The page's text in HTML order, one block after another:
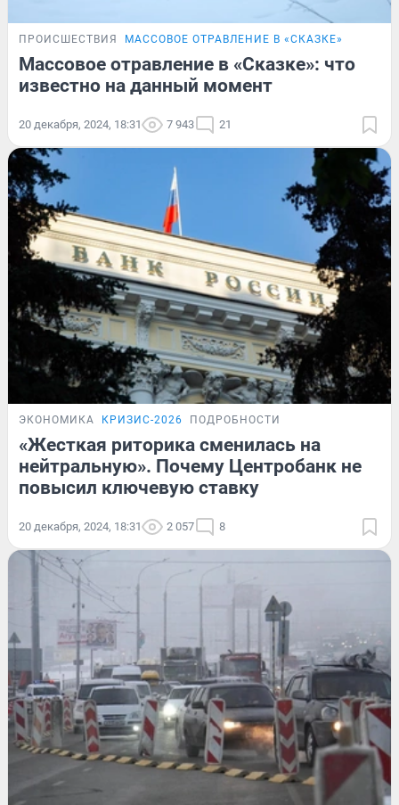
ПРОИСШЕСТВИЯ МАССОВОЕ ОТРАВЛЕНИЕ В «СКАЗКЕ»
Массовое отравление в «Сказке»: что
известно на данный момент
20 декабря, 2024, 18:31 7 943 21
ЭКОНОМИКА КРИЗИС-2026 ПОДРОБНОСТИ
«Жесткая риторика сменилась на
нейтральную». Почему Центробанк не
повысил ключевую ставку
20 декабря, 2024, 18:31 2 057 8